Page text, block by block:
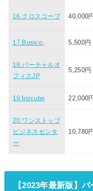
16.クロスコープ 40,000円
17.Busico. 5,500円
18.バーチャルオ
フィスJP
5,250円
19.bizcube 22,000円
20.ワンストップ
ビジネスセンタ
ー
10,780円
【2023年最新版】